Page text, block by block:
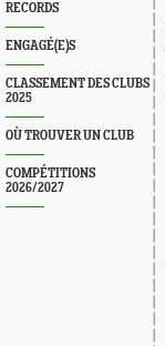
RECORDS
ENGAGÉ(E)S
CLASSEMENT DES CLUBS
2025
OÙ TROUVER UN CLUB
COMPÉTITIONS
2026/2027